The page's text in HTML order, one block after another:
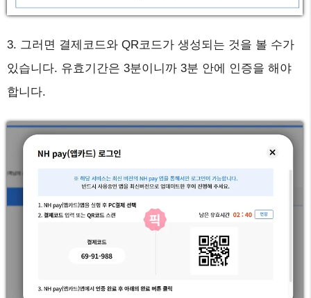
3. 그러면 결제코드와 QR코드가 생성되는 것을 볼 수가
있습니다. 유효기간은 3분이니까 3분 안에 인증을 해야
합니다.